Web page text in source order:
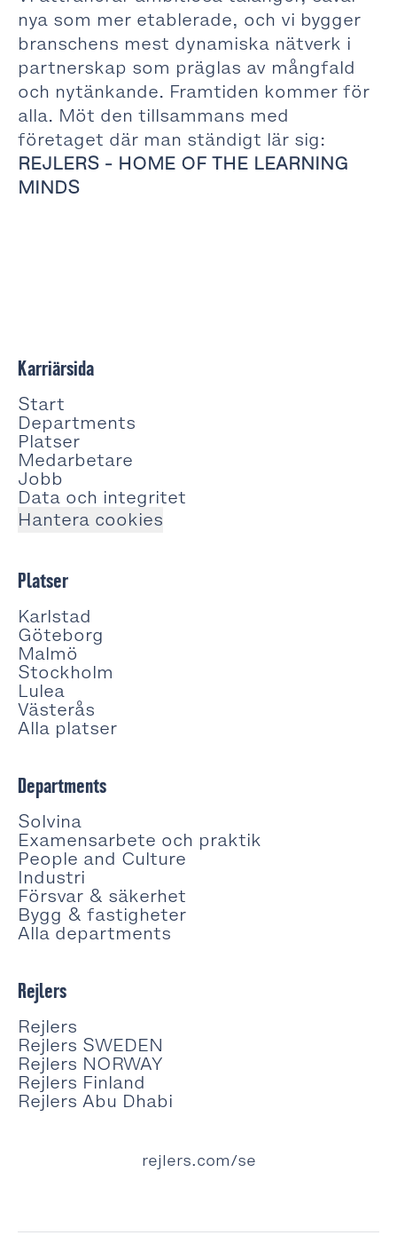
nya som mer etablerade, och vi bygger
branschens mest dynamiska nätverk i
partnerskap som präglas av mångfald
och nytänkande. Framtiden kommer för
alla. Möt den tillsammans med
företaget där man ständigt lär sig:
REJLERS - HOME OF THE LEARNING
MINDS
Karriärsida
Start
Departments
Platser
Medarbetare
Jobb
Data och integritet
Hantera cookies
Platser
Karlstad
Göteborg
Malmö
Stockholm
Lulea
Västerås
Alla platser
Departments
Solvina
Examensarbete och praktik
People and Culture
Industri
Försvar & säkerhet
Bygg & fastigheter
Alla departments
Rejlers
Rejlers
Rejlers SWEDEN
Rejlers NORWAY
Rejlers Finland
Rejlers Abu Dhabi
rejlers.com/se